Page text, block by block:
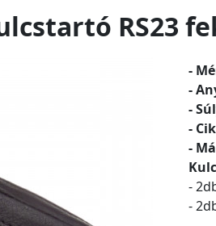
RS23
-
-
-
-
-
-
-